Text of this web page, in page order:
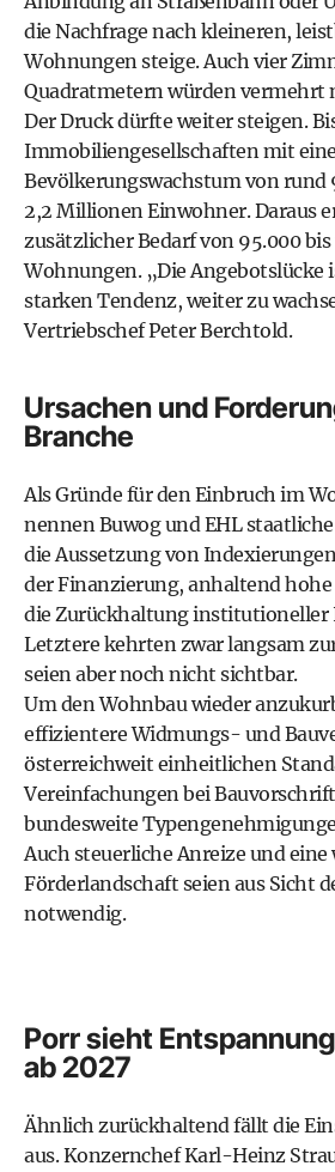
die Nachfrage nach kleineren,
Wohnungen steige. Auch vier
Quadratmetern würden vermehrt
Der Druck dürfte weiter steigen.
Immobiliengesellschaften mit
Bevölkerungswachstum von rund
2,2 Millionen Einwohner. Daraus
zusätzlicher Bedarf von 95.000 bis
Wohnungen. „Die Angebotslücke
starken Tendenz, weiter zu
Vertriebschef Peter Berchtold.
Ursachen und
Branche
Als Gründe für den Einbruch im
nennen Buwog und EHL
die Aussetzung von
der Finanzierung, anhaltend
die Zurückhaltung institutioneller
Letztere kehrten zwar langsam
seien aber noch nicht sichtbar.
Um den Wohnbau wieder
effizientere Widmungs- und
österreichweit einheitlichen
Vereinfachungen bei
bundesweite
Auch steuerliche Anreize und
Förderlandschaft seien aus Sicht
notwendig.
Porr sieht
ab 2027
Ähnlich zurückhaltend fällt die
aus. Konzernchef Karl-Heinz